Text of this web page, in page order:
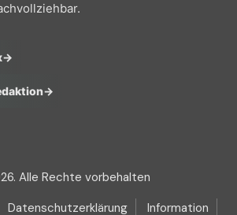
→
→
Alle Rechte vorbehalten
Datenschutzerklärung Information